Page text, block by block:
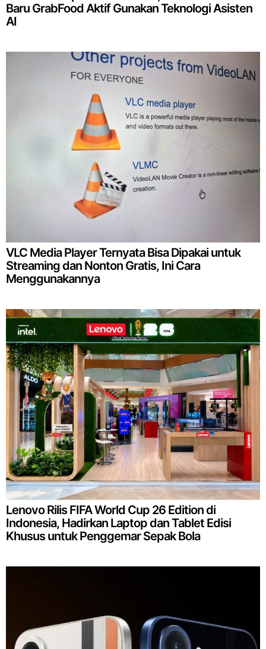
Baru GrabFood Aktif Gunakan Teknologi Asisten
AI
VLC Media Player Ternyata Bisa Dipakai untuk
Streaming dan Nonton Gratis, Ini Cara
Menggunakannya
Lenovo Rilis FIFA World Cup 26 Edition di
Indonesia, Hadirkan Laptop dan Tablet Edisi
Khusus untuk Penggemar Sepak Bola